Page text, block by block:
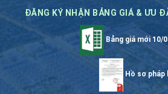
ĐĂNG KÝ NHẬN BẢNG GIÁ & ƯU
Bảng giá mới 10/
Hồ sơ pháp